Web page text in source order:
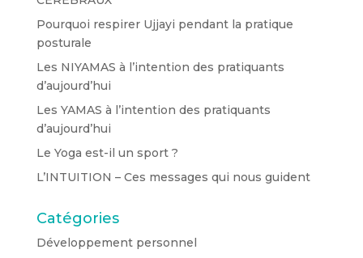
Pourquoi respirer Ujjayi pendant la pratique
posturale
Les NIYAMAS à l’intention des pratiquants
d’aujourd’hui
Les YAMAS à l’intention des pratiquants
d’aujourd’hui
Le Yoga est-il un sport ?
L’INTUITION – Ces messages qui nous guident
Catégories
Développement personnel